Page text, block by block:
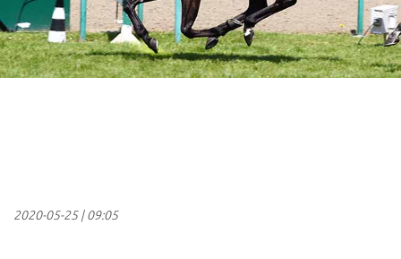
2020-05-25|09:05